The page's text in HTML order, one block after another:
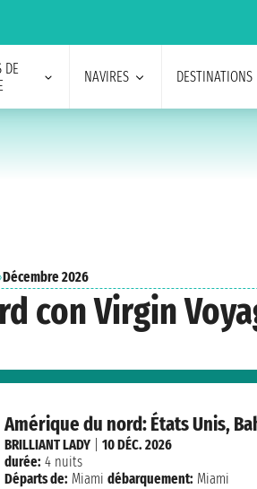
DE
NAVIRES DESTINATIONS
›Décembre 2026
con Virgin
Amérique du nord: États Unis,
BRILLIANT LADY |10 DÉC. 2026
durée: 4 nuits
Départs de: Miami débarquement: Miami